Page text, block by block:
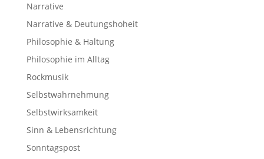
Narrative
Narrative & Deutungshoheit
Philosophie & Haltung
Philosophie im Alltag
Rockmusik
Selbstwahrnehmung
Selbstwirksamkeit
Sinn & Lebensrichtung
Sonntagspost